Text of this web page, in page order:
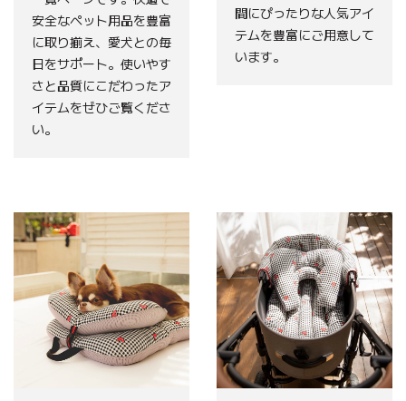
安全なペット用品を豊富
に取り揃え、愛犬との毎
日をサポート。使いやす
さと品質にこだわったア
イテムをぜひご覧くださ
い。
間にぴったりな人気アイ
テムを豊富にご用意して
います。
BASIC
3
点
セ
ッ
ト
／
2
点